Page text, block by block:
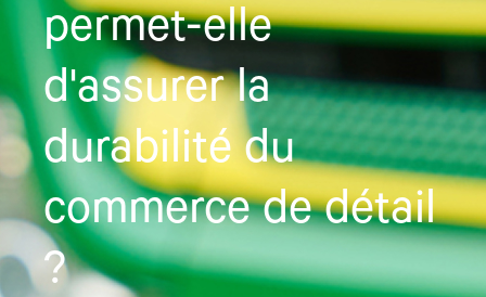
permet-elle
d'assurer la
durabilité du
commerce de détail
?